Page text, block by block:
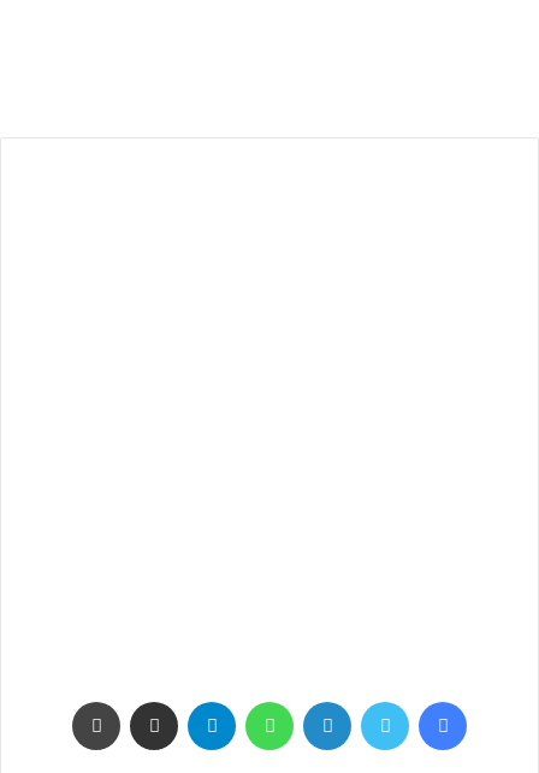
فيسبوك تويتر لينكدإن واتساب تيلقرام مشاركة عبر البريد